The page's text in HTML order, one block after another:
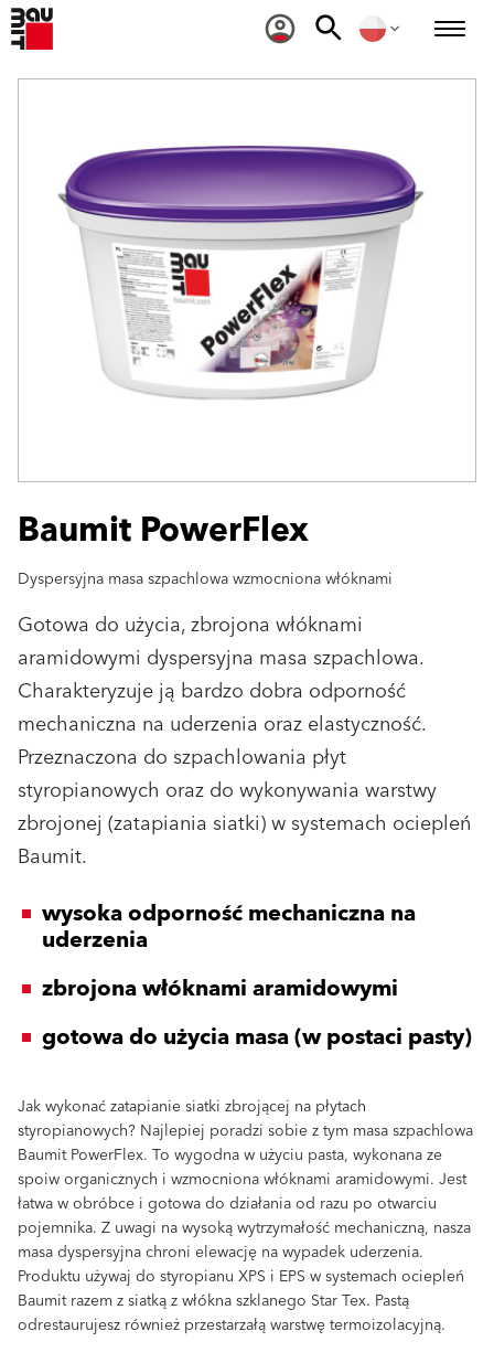
Baumit PowerFlex
Dyspersyjna masa szpachlowa wzmocniona włóknami
Gotowa do użycia, zbrojona włóknami
aramidowymi dyspersyjna masa szpachlowa.
Charakteryzuje ją bardzo dobra odporność
mechaniczna na uderzenia oraz elastyczność.
Przeznaczona do szpachlowania płyt
styropianowych oraz do wykonywania warstwy
zbrojonej (zatapiania siatki) w systemach ociepleń
Baumit.
wysoka odporność mechaniczna na
uderzenia
zbrojona włóknami aramidowymi
gotowa do użycia masa (w postaci pasty)
Jak wykonać zatapianie siatki zbrojącej na płytach
styropianowych? Najlepiej poradzi sobie z tym masa szpachlowa
Baumit PowerFlex. To wygodna w użyciu pasta, wykonana ze
spoiw organicznych i wzmocniona włóknami aramidowymi. Jest
łatwa w obróbce i gotowa do działania od razu po otwarciu
pojemnika. Z uwagi na wysoką wytrzymałość mechaniczną, nasza
masa dyspersyjna chroni elewację na wypadek uderzenia.
Produktu używaj do styropianu XPS i EPS w systemach ociepleń
Baumit razem z siatką z włókna szklanego Star Tex. Pastą
odrestaurujesz również przestarzałą warstwę termoizolacyjną.